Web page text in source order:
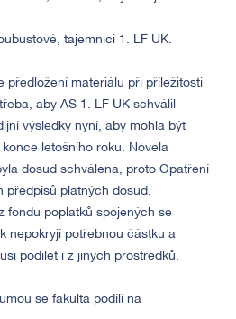
tajemnici 1. LF UK.
předložení materiálu při příležitosti
aby AS 1. LF UK schválil
výsledky nyní, aby mohla být
letošního roku. Novela
dosud schválena, proto Opatření
předpisů platných dosud.
fondu poplatků spojených se
nepokryjí potřebnou částku a
podílet i z jiných prostředků.
se fakulta podílí na